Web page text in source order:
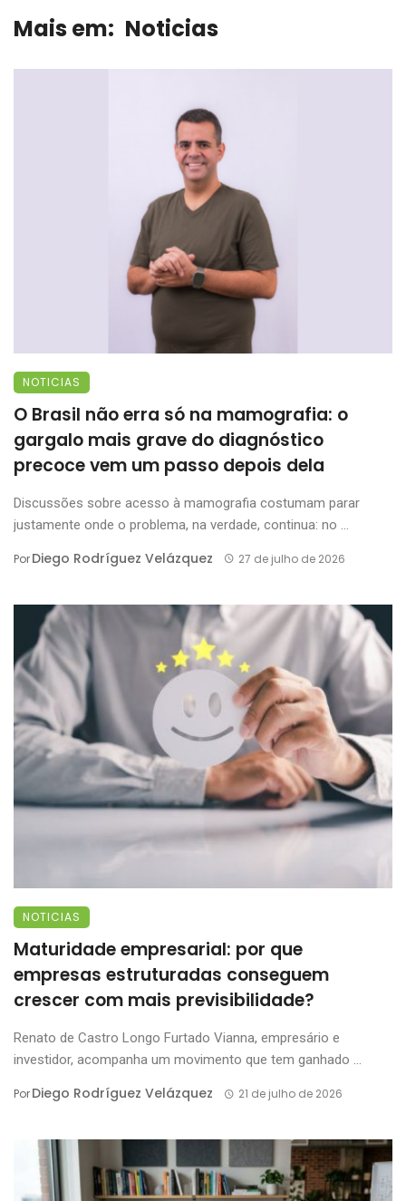
Mais em: Noticias
NOTICIAS
O Brasil não erra só na mamografia: o
gargalo mais grave do diagnóstico
precoce vem um passo depois dela
Discussões sobre acesso à mamografia costumam parar
justamente onde o problema, na verdade, continua: no ...
PorDiego Rodríguez Velázquez 27 de julho de 2026
NOTICIAS
Maturidade empresarial: por que
empresas estruturadas conseguem
crescer com mais previsibilidade?
Renato de Castro Longo Furtado Vianna, empresário e
investidor, acompanha um movimento que tem ganhado ...
PorDiego Rodríguez Velázquez 21 de julho de 2026